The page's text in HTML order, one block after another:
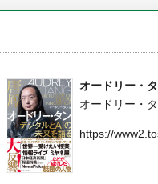
オードリー・
オードリー・
https://